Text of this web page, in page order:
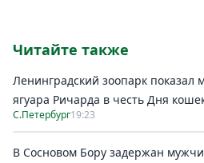
Читайте также
Ленинградский зоопарк показал
ягуара Ричарда в честь Дня
С.Петербург19:23
В Сосновом Бору задержан